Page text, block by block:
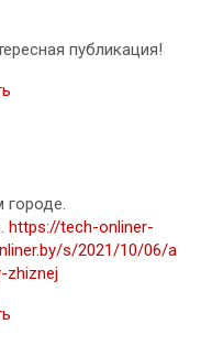
публикация!
городе.
https://tech-onliner-
s/2021/10/06/a
zhiznej